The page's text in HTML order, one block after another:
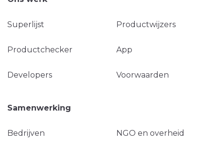
Superlijst Productwijzers
Productchecker App
Developers Voorwaarden
Samenwerking
Bedrijven NGO en overheid